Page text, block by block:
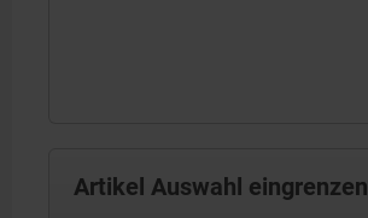
Artikel Auswahl eingrenzen